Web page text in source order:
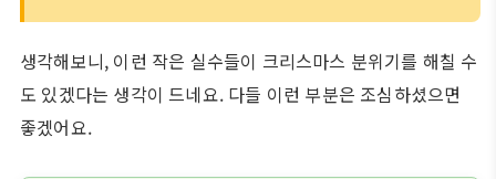
생각해보니, 이런 작은 실수들이 크리스마스 분위기를 해칠 수
도 있겠다는 생각이 드네요. 다들 이런 부분은 조심하셨으면
좋겠어요.